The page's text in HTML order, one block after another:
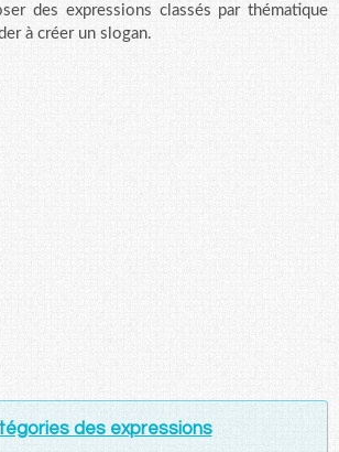
des expressions classés par thématique
à créer un slogan.
des expressions